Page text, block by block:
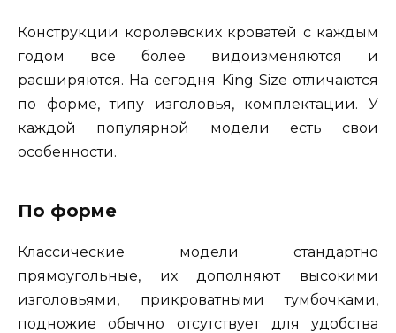
Конструкции королевских кроватей с каждым
годом все более видоизменяются и
расширяются. На сегодня King Size отличаются
по форме, типу изголовья, комплектации. У
каждой популярной модели есть свои
особенности.
По форме
Классические модели стандартно
прямоугольные, их дополняют высокими
изголовьями, прикроватными тумбочками,
подножие обычно отсутствует для удобства